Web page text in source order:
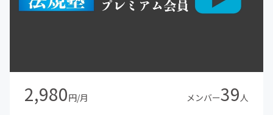
2,980円/月 メンバー39人